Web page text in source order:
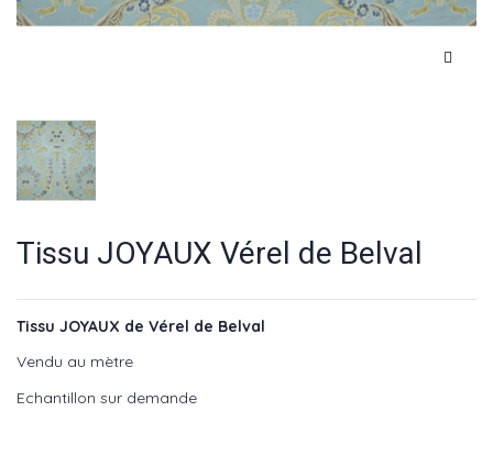
Tissu JOYAUX Vérel de Belval
Tissu JOYAUX de Vérel de Belval
Vendu au mètre
Echantillon sur demande